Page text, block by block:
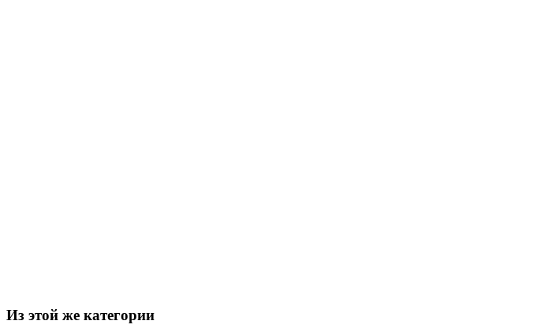
Из этой же категории